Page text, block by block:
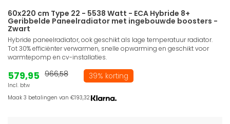
60x220 cm Type 22 - 5538 Watt - ECA Hybride 8+
Geribbelde Paneelradiator met ingebouwde boosters -
Zwart
Hybride paneelradiator, ook geschikt als lage temperatuur radiator.
Tot 30% efficiënter verwarmen, snelle opwarming en geschikt voor
warmtepomp en cv-installaties.
579,95
Incl. btw
966,58 39% korting
Maak 3 betalingen van €193,32.